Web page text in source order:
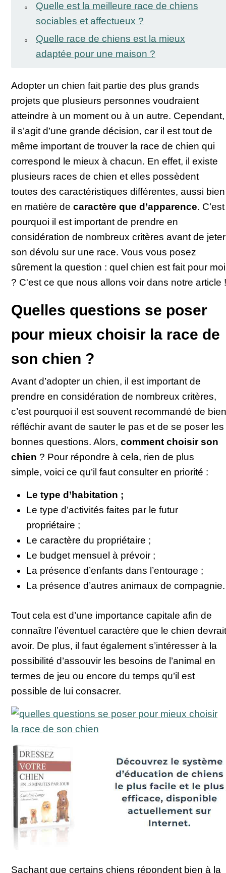
Quelle est la meilleure race de chiens
sociables et affectueux ?
Quelle race de chiens est la mieux
adaptée pour une maison ?
Adopter un chien fait partie des plus grands
projets que plusieurs personnes voudraient
atteindre à un moment ou à un autre. Cependant,
il s’agit d’une grande décision, car il est tout de
même important de trouver la race de chien qui
correspond le mieux à chacun. En effet, il existe
plusieurs races de chien et elles possèdent
toutes des caractéristiques différentes, aussi bien
en matière de caractère que d’apparence. C’est
pourquoi il est important de prendre en
considération de nombreux critères avant de jeter
son dévolu sur une race. Vous vous posez
sûrement la question : quel chien est fait pour moi
? C'est ce que nous allons voir dans notre article !
Quelles questions se poser
pour mieux choisir la race de
son chien ?
Avant d’adopter un chien, il est important de
prendre en considération de nombreux critères,
c’est pourquoi il est souvent recommandé de bien
réfléchir avant de sauter le pas et de se poser les
bonnes questions. Alors, comment choisir son
chien ? Pour répondre à cela, rien de plus
simple, voici ce qu’il faut consulter en priorité :
Le type d’habitation ;
Le type d’activités faites par le futur
propriétaire ;
Le caractère du propriétaire ;
Le budget mensuel à prévoir ;
La présence d’enfants dans l’entourage ;
La présence d’autres animaux de compagnie.
Tout cela est d’une importance capitale afin de
connaître l’éventuel caractère que le chien devrait
avoir. De plus, il faut également s’intéresser à la
possibilité d’assouvir les besoins de l’animal en
termes de jeu ou encore du temps qu’il est
possible de lui consacrer.
Sachant que certains chiens répondent bien à la